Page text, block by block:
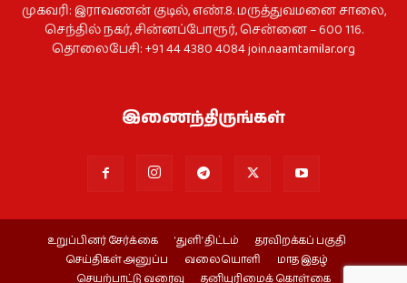
முகவரி: இராவணன் குடில், எண்.8. மருத்துவமனை சாலை,
செந்தில் நகர், சின்னப்போரூர், சென்னை – 600 116.
தொலைபேசி: +91 44 4380 4084join.naamtamilar.org
இணைந்திருங்கள்
உறுப்பினர் சேர்க்கை ‘துளி’ திட்டம்
தரவிறக்கப் பகுதி
செய்திகள் அனுப்ப
வலையொளி
மாத இதழ்
செயற்பாட்டு வரைவு
தனியுரிமைக் கொள்கை